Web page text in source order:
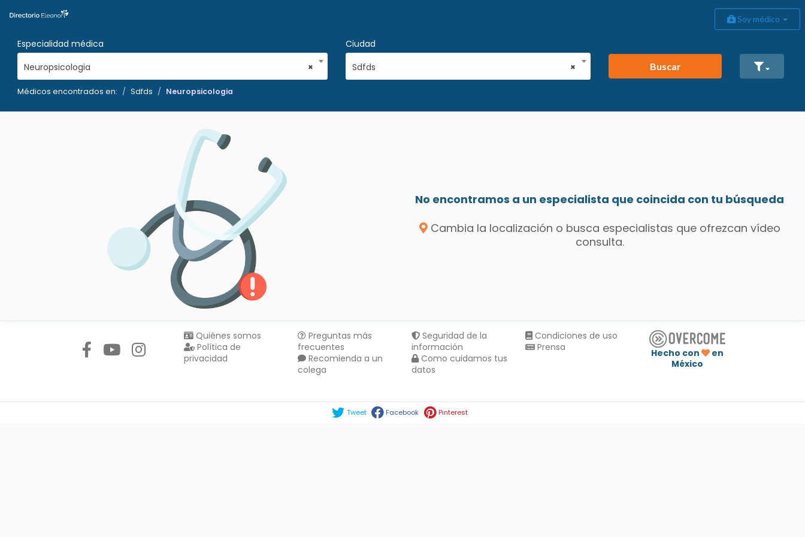
Soy médico
Especialidad médica
×
Neuropsicologia
Ciudad
×
Sdfds Buscar
Médicos encontrados en: Sdfds Neuropsicologia
No encontramos a un especialista que coincida con tu búsqueda
Cambia la localización o busca especialistas que ofrezcan vídeo
consulta.
Quiénes somos
Política de
privacidad
Preguntas más
frecuentes
Recomienda a un
colega
Seguridad de la
información
Como cuidamos tus
datos
Condiciones de uso
Prensa
Hecho con
en
México
Tweet Facebook Pinterest